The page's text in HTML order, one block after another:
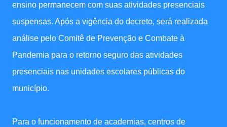
ensino permanecem com suas atividades presenciais
suspensas. Após a vigência do decreto, será realizada
análise pelo Comitê de Prevenção e Combate à
Pandemia para o retorno seguro das atividades
presenciais nas unidades escolares públicas do
município.
Para o funcionamento de academias, centros de